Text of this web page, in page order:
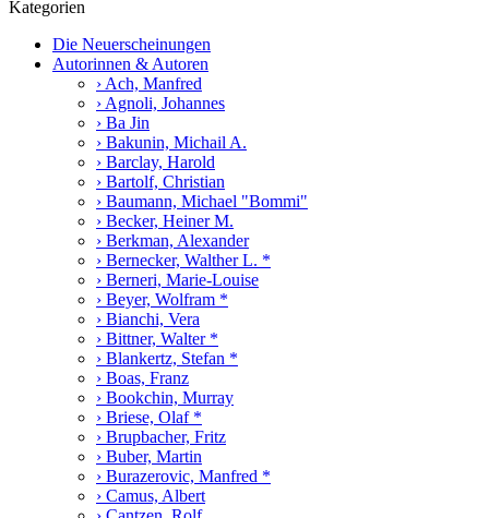
Kategorien
Die Neuerscheinungen
Autorinnen & Autoren
› Ach, Manfred
› Agnoli, Johannes
› Ba Jin
› Bakunin, Michail A.
› Barclay, Harold
› Bartolf, Christian
› Baumann, Michael "Bommi"
› Becker, Heiner M.
› Berkman, Alexander
› Bernecker, Walther L. *
› Berneri, Marie-Louise
› Beyer, Wolfram *
› Bianchi, Vera
› Bittner, Walter *
› Blankertz, Stefan *
› Boas, Franz
› Bookchin, Murray
› Briese, Olaf *
› Brupbacher, Fritz
› Buber, Martin
› Burazerovic, Manfred *
› Camus, Albert